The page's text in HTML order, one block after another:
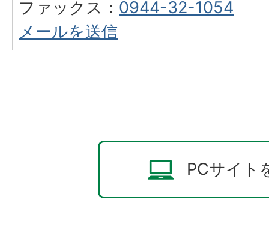
ファックス： 0944-32-1054
メールを送信
PCサイト